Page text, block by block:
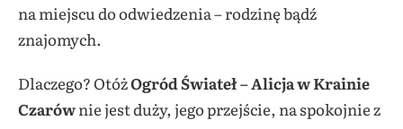
na miejscu do odwiedzenia – rodzinę bądź
znajomych.
Dlaczego? OtóżOgród Świateł – Alicja w Krainie
Czarównie jest duży, jego przejście, na spokojnie z